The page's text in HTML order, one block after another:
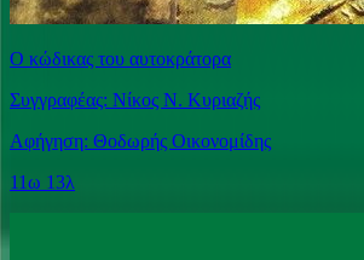
Ο κώδικας του αυτοκράτορα
Συγγραφέας: Νίκος Ν. Κυριαζής
Αφήγηση: Θοδωρής Οικονομίδης
11ω 13λ